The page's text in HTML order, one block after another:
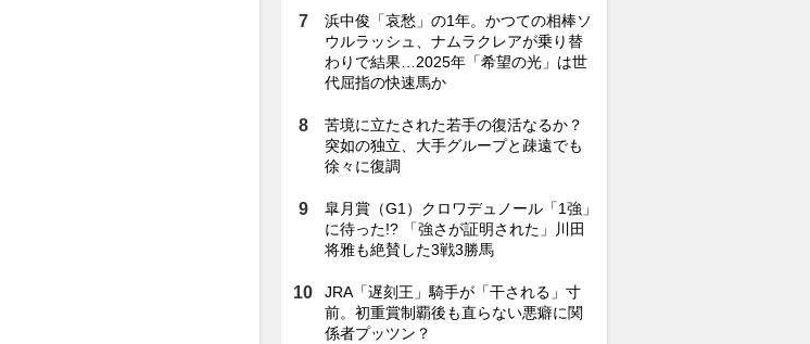
浜中俊「哀愁」の1年。かつての相棒ソ
ウルラッシュ、ナムラクレアが乗り替
わりで結果…2025年「希望の光」は世
代屈指の快速馬か
苦境に立たされた若手の復活なるか？
突如の独立、大手グループと疎遠でも
徐々に復調
皐月賞（G1）クロワデュノール「1強」
に待った!? 「強さが証明された」川田
将雅も絶賛した3戦3勝馬
JRA「遅刻王」騎手が「干される」寸
前。初重賞制覇後も直らない悪癖に関
係者プッツン？